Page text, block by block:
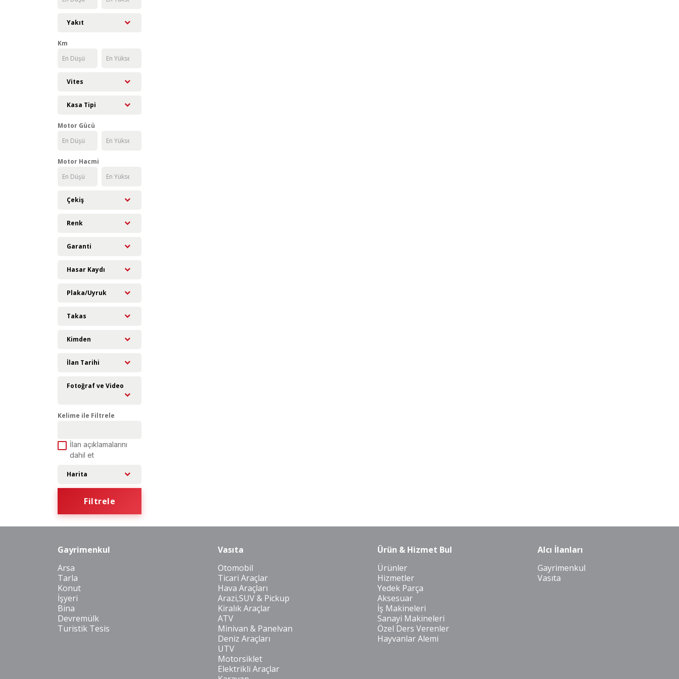
Yakıt
Km
Vites
Kasa Tipi
Motor Gücü
Motor Hacmi
Çekiş
Renk
Garanti
Hasar Kaydı
Plaka/Uyruk
Takas
Kimden
İlan Tarihi
Fotoğraf ve Video
Kelime ile Filtrele
İlan açıklamalarını
dahil et
Harita
Filtrele
Gayrimenkul
Arsa
Tarla
Konut
İşyeri
Bina
Devremülk
Turistik Tesis
Vasıta
Otomobil
Ticari Araçlar
Hava Araçları
Arazi,SUV & Pickup
Kiralık Araçlar
ATV
Minivan & Panelvan
Deniz Araçları
UTV
Motorsiklet
Elektrikli Araçlar
Ürün & Hizmet Bul
Ürünler
Hizmetler
Yedek Parça
Aksesuar
İş Makineleri
Sanayi Makineleri
Özel Ders Verenler
Hayvanlar Alemi
Alcı İlanları
Gayrimenkul
Vasıta